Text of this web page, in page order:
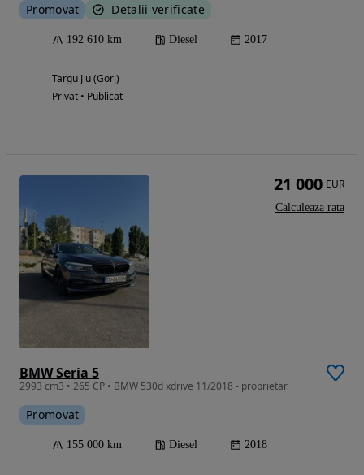
Promovat Detalii verificate
192 610 km Diesel 2017
Targu Jiu (Gorj)
Privat • Publicat
BMW Seria 5
2993 cm3 • 265 CP • BMW 530d xdrive 11/2018 - proprietar
Promovat
155 000 km Diesel 2018
21 000 EUR
Calculeaza rata